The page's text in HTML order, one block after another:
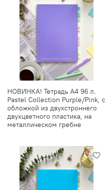
НОВИНКА! Тетрадь А4 96 л.
Pastel Collection Purple/Pink, с
обложкой из двухстроннего
двухцветного пластика, на
металлическом гребне